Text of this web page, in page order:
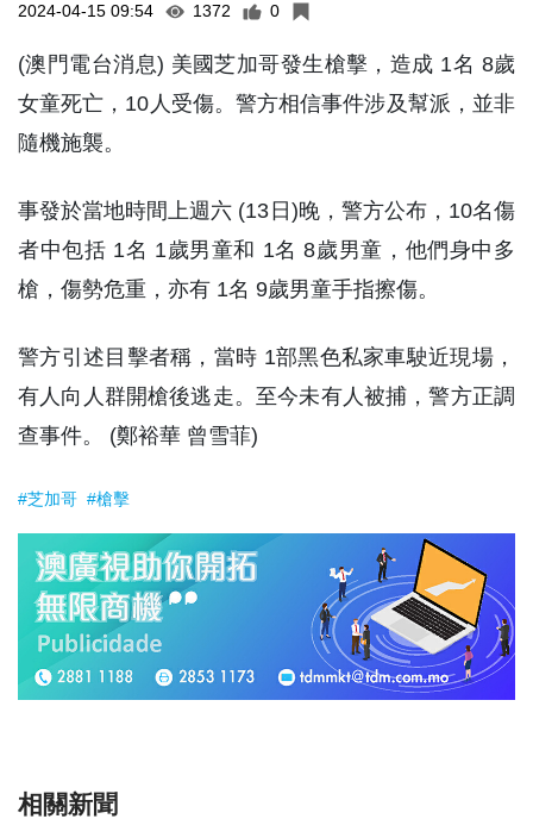
2024-04-15 09:54 1372 0
(澳門電台消息) 美國芝加哥發生槍擊，造成 1名 8歲
女童死亡，10人受傷。警方相信事件涉及幫派，並非
隨機施襲。
事發於當地時間上週六 (13日)晚，警方公布，10名傷
者中包括 1名 1歲男童和 1名 8歲男童，他們身中多
槍，傷勢危重，亦有 1名 9歲男童手指擦傷。
警方引述目擊者稱，當時 1部黑色私家車駛近現場，
有人向人群開槍後逃走。至今未有人被捕，警方正調
查事件。 (鄭裕華 曾雪菲)
#芝加哥 #槍擊
相關新聞